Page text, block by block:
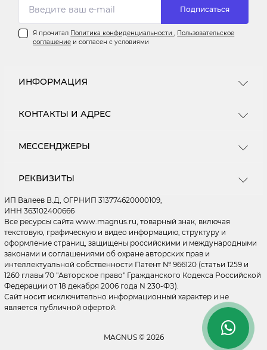
Подписаться
Я прочитал Политика конфиденциальности, Пользовательское
соглашение и согласен с условиями
ИНФОРМАЦИЯ
О магазине
Ищем новых поставщиков
Мы на Wildberries
Мы на Я.Маркете
Политика конфиденциальности
Правила применения рекомендательных
технологий
Быстрые и понятные ответы на вопросы
Личный кабинет
Статьи
Связаться с нами
КОНТАКТЫ И АДРЕС
(внешняя сторона) ул Энергетиков д. 24 ПН - ПТ: с
- 29, 30, 31 ворота. ДОСТАВКА ТОВАРОВ
на странице "Доставка"
ordermagnus@ya.ru
Обработка заказов 24/7
Склад ПН - ПТ: с 10.00 до 19.00 (СБ - ВС - Выходные)
МЕССЕНДЖЕРЫ
MAX
РЕКВИЗИТЫ
ИП Валеев В.Д, ОГРНИП 313774620000109,
ИНН 363102400666
Все ресурсы сайта www.magnus.ru, товарный знак, включая
текстовую, графическую и видео информацию, структуру и
оформление страниц, защищены российскими и международными
законами и соглашениями об охране авторских прав и
интеллектуальной собственности Патент № 966120 (статьи 1259 и
1260 главы 70 "Авторское право" Гражданского Кодекса Российской
Федерации от 18 декабря 2006 года N 230-ФЗ).
Сайт носит исключительно информационный характер и не
является публичной офертой.
MAGNUS © 2026